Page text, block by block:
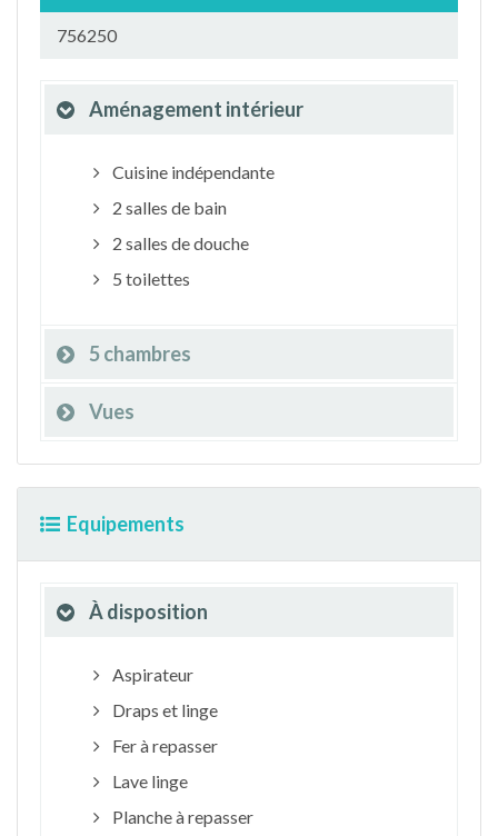
756250
Aménagement intérieur
Cuisine indépendante
2 salles de bain
2 salles de douche
5 toilettes
5 chambres
Vues
Equipements
À disposition
Aspirateur
Draps et linge
Fer à repasser
Lave linge
Planche à repasser